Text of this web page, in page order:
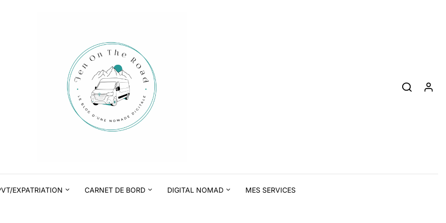
EXPATRIATION CARNET DE BORD DIGITAL NOMAD MES SERVICES